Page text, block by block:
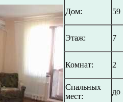
Дом: 59
Этаж: 7
Комнат: 2
Спальных
мест:
до